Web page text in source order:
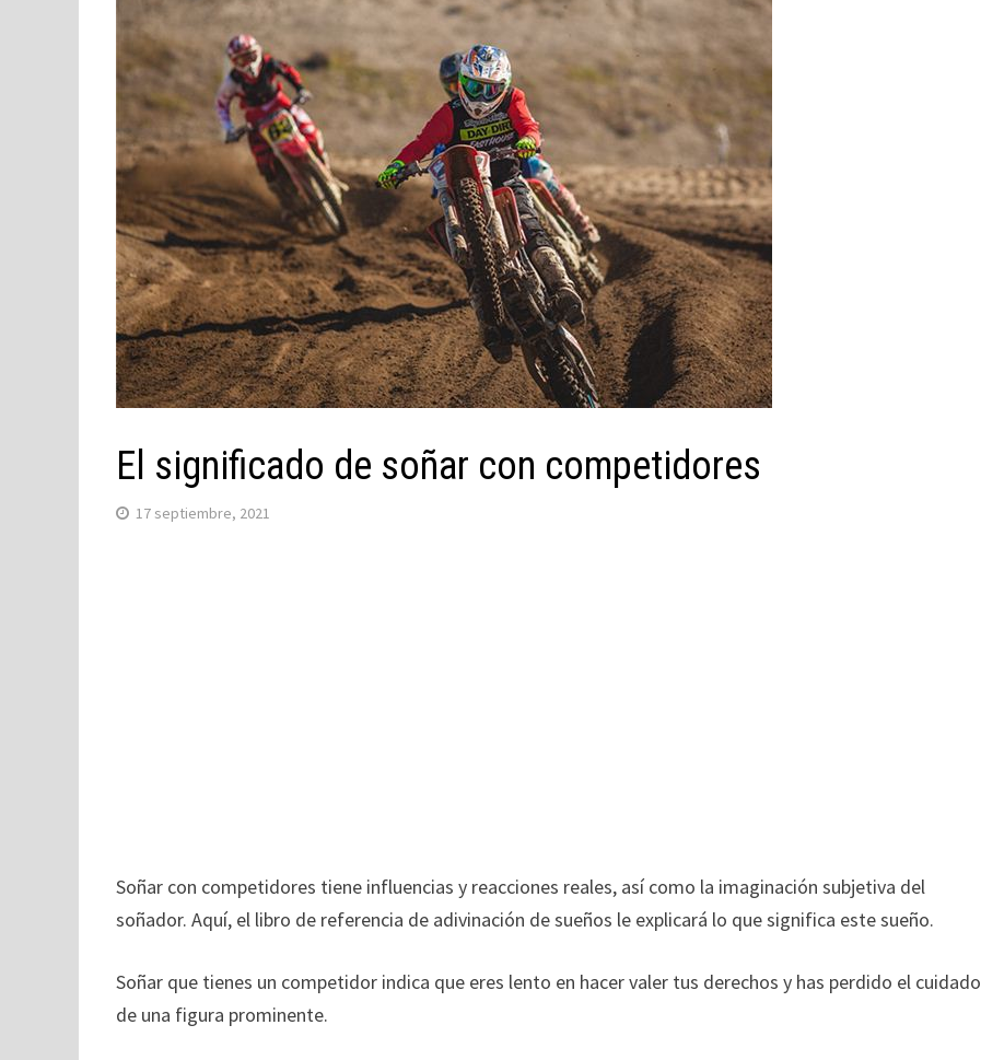
El significado de soñar con competidores
17 septiembre, 2021
Soñar con competidores tiene influencias y reacciones reales, así como la imaginación subjetiva del
soñador. Aquí, el libro de referencia de adivinación de sueños le explicará lo que significa este sueño.
Soñar que tienes un competidor indica que eres lento en hacer valer tus derechos y has perdido el cuidado
de una figura prominente.